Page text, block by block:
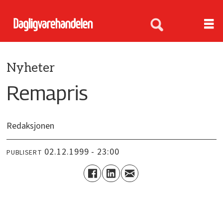
Nyheter
Remapris
Redaksjonen
PUBLISERT 02.12.1999 - 23:00